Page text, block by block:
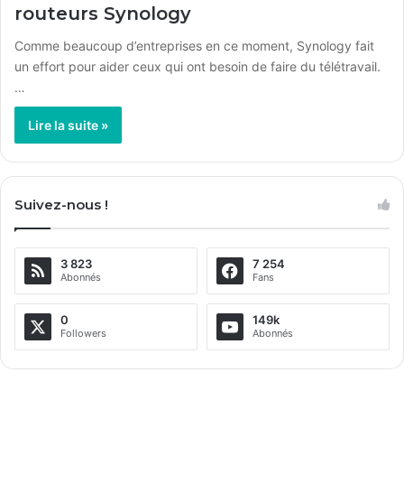
routeurs Synology
Comme beaucoup d’entreprises en ce moment, Synology fait
un effort pour aider ceux qui ont besoin de faire du télétravail.
…
Lire la suite »
Suivez-nous !
3 823
Abonnés
7 254
Fans
0
Followers
149k
Abonnés